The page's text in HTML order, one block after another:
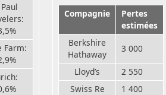
Farm:
Compagnie
Pertes
estimées
Berkshire
Hathaway
3 000
Lloyd’s
2 550
Swiss Re
1 400